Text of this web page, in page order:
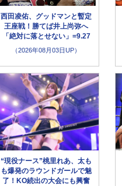
西田凌佑、グッドマンと暫定
王座戦！勝てば井上尚弥へ
「絶対に落とせない」=9.27
（2026年08月03日UP）
“現役ナース”桃里れあ、太も
も爆発のラウンドガールで魅
了！KO続出の大会にも興奮